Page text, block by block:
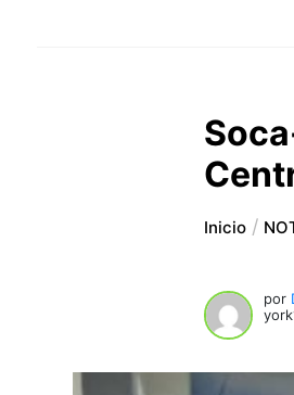
Inicio
por